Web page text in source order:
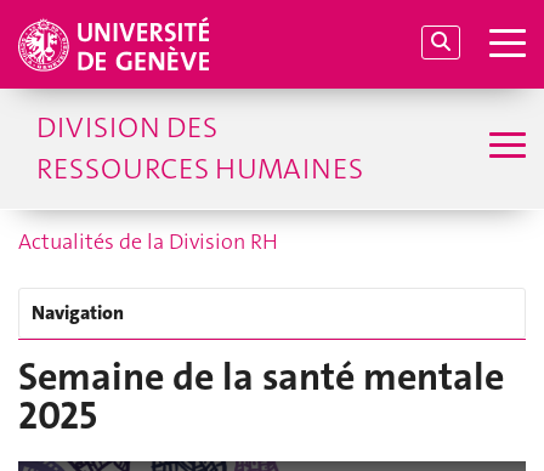
DIVISION DES
RESSOURCES HUMAINES
Actualités de la Division RH
Navigation
Semaine de la santé mentale
2025